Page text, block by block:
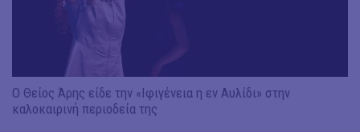
Ο Θείος Άρης είδε την «Ιφιγένεια η εν Αυλίδι» στην
καλοκαιρινή περιοδεία της